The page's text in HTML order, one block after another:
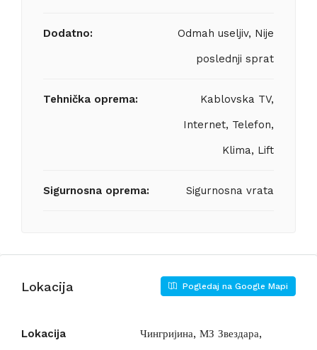
Dodatno:
Odmah useljiv, Nije
poslednji sprat
Tehnička oprema:
Kablovska TV,
Internet, Telefon,
Klima, Lift
Sigurnosna oprema: Sigurnosna vrata
Lokacija Pogledaj na Google Mapi
Lokacija Чингријина, МЗ Звездара,